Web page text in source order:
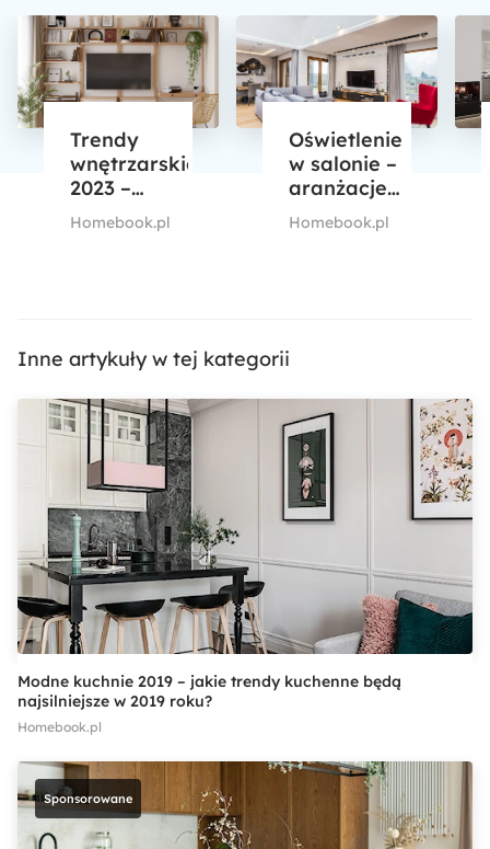
Trendy
wnętrzarskie
2023 –
sprawdź 10
pomysłów
Homebook.pl
Oświetlenie
w salonie –
aranżacje
oświetlenia
salonu w 5
Homebook.pl
Inne artykuły w tej kategorii
Modne kuchnie 2019 – jakie trendy kuchenne będą
najsilniejsze w 2019 roku?
Homebook.pl
Sponsorowane